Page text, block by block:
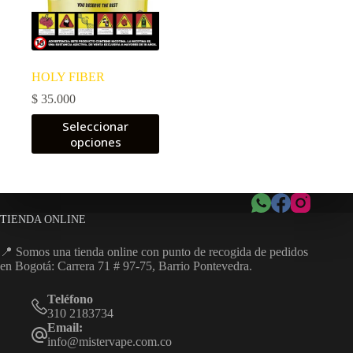
HOLY FIBER
$ 35.000
Seleccionar
opciones
Este
producto
Las
se
elegir
en
la
de
producto
TIENDA ONLINE
📍 Somos una tienda online con punto de recogida de pedidos
en Bogotá: Carrera 71 # 97-75, Barrio Pontevedra.
Teléfono
310 2183734
Email:
info@mistervape.com.co